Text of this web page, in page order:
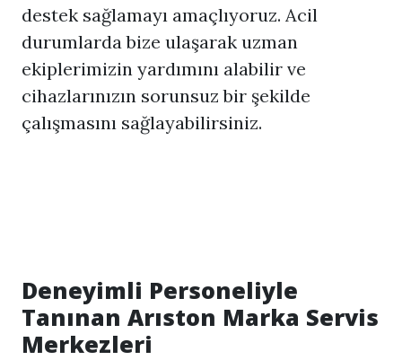
destek sağlamayı amaçlıyoruz. Acil
durumlarda bize ulaşarak uzman
ekiplerimizin yardımını alabilir ve
cihazlarınızın sorunsuz bir şekilde
çalışmasını sağlayabilirsiniz.
Deneyimli Personeliyle
Tanınan Arıston Marka Servis
Merkezleri